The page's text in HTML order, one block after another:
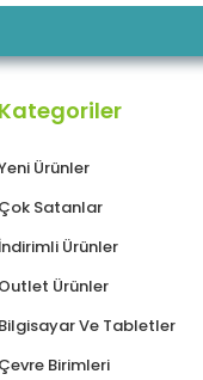
Kategoriler
Ürünler
Çok Satanlar
İndirimli Ürünler
Outlet Ürünler
Bilgisayar Ve Tabletler
Çevre Birimleri